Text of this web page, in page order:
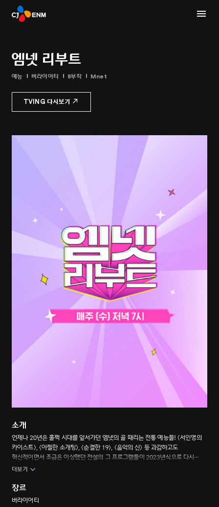
엠넷 리부트
예능 버라이어티 8부작 Mnet
TVING 다시보기
소개
언제나 20년은 훌쩍 시대를 앞서가던 엠넷의 골 때리는 전통 예능들! <서인영의
카이스트>, <아찔한 소개팅>, <순결한 19>, <음악의 신> 등 과감하고도
혁신적이면서 조금은 이상했던 전설의 그 프로그램들이 2023년식으로 다시
태어난다면? 2000년대의 원초적 재미는 살리고, 2023년도식 새로운 구성을
엠넷에서 색다른 자극이 시작된다.
더보기
장르
버라이어티